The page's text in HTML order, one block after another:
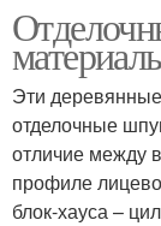
Эти
отделочные
отличие между
профиле
блок-хауса –